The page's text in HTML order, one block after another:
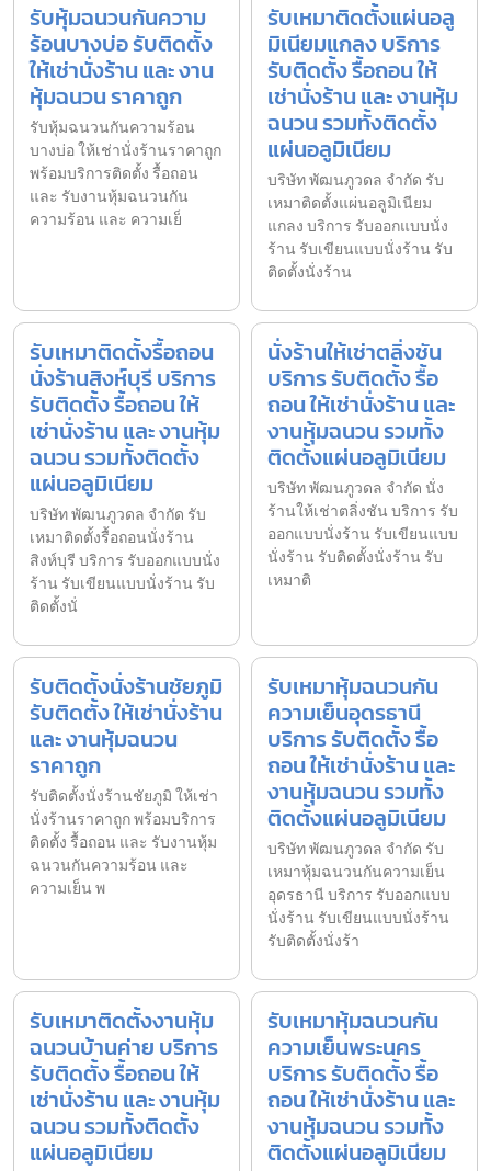
รับหุ้มฉนวนกันความ
ร้อนบางบ่อ รับติดตั้ง
ให้เช่านั่งร้าน และ งาน
หุ้มฉนวน ราคาถูก
รับหุ้มฉนวนกันความร้อน
บางบ่อ ให้เช่านั่งร้านราคาถูก
พร้อมบริการติดตั้ง รื้อถอน
และ รับงานหุ้มฉนวนกัน
ความร้อน และ ความเย็
รับเหมาติดตั้งแผ่นอลู
มิเนียมแกลง บริการ
รับติดตั้ง รื้อถอน ให้
เช่านั่งร้าน และ งานหุ้ม
ฉนวน รวมทั้งติดตั้ง
แผ่นอลูมิเนียม
บริษัท พัฒนภูวดล จำกัด รับ
เหมาติดตั้งแผ่นอลูมิเนียม
แกลง บริการ รับออกแบบนั่ง
ร้าน รับเขียนแบบนั่งร้าน รับ
ติดตั้งนั่งร้าน
รับเหมาติดตั้งรื้อถอน
นั่งร้านสิงห์บุรี บริการ
รับติดตั้ง รื้อถอน ให้
เช่านั่งร้าน และ งานหุ้ม
ฉนวน รวมทั้งติดตั้ง
แผ่นอลูมิเนียม
บริษัท พัฒนภูวดล จำกัด รับ
เหมาติดตั้งรื้อถอนนั่งร้าน
สิงห์บุรี บริการ รับออกแบบนั่ง
ร้าน รับเขียนแบบนั่งร้าน รับ
ติดตั้งนั่
นั่งร้านให้เช่าตลิ่งชัน
บริการ รับติดตั้ง รื้อ
ถอน ให้เช่านั่งร้าน และ
งานหุ้มฉนวน รวมทั้ง
ติดตั้งแผ่นอลูมิเนียม
บริษัท พัฒนภูวดล จำกัด นั่ง
ร้านให้เช่าตลิ่งชัน บริการ รับ
ออกแบบนั่งร้าน รับเขียนแบบ
นั่งร้าน รับติดตั้งนั่งร้าน รับ
เหมาติ
รับติดตั้งนั่งร้านชัยภูมิ
รับติดตั้ง ให้เช่านั่งร้าน
และ งานหุ้มฉนวน
ราคาถูก
รับติดตั้งนั่งร้านชัยภูมิ ให้เช่า
นั่งร้านราคาถูก พร้อมบริการ
ติดตั้ง รื้อถอน และ รับงานหุ้ม
ฉนวนกันความร้อน และ
ความเย็น พ
รับเหมาหุ้มฉนวนกัน
ความเย็นอุดรธานี
บริการ รับติดตั้ง รื้อ
ถอน ให้เช่านั่งร้าน และ
งานหุ้มฉนวน รวมทั้ง
ติดตั้งแผ่นอลูมิเนียม
บริษัท พัฒนภูวดล จำกัด รับ
เหมาหุ้มฉนวนกันความเย็น
อุดรธานี บริการ รับออกแบบ
นั่งร้าน รับเขียนแบบนั่งร้าน
รับติดตั้งนั่งร้า
รับเหมาติดตั้งงานหุ้ม
ฉนวนบ้านค่าย บริการ
รับติดตั้ง รื้อถอน ให้
เช่านั่งร้าน และ งานหุ้ม
ฉนวน รวมทั้งติดตั้ง
แผ่นอลูมิเนียม
รับเหมาหุ้มฉนวนกัน
ความเย็นพระนคร
บริการ รับติดตั้ง รื้อ
ถอน ให้เช่านั่งร้าน และ
งานหุ้มฉนวน รวมทั้ง
ติดตั้งแผ่นอลูมิเนียม